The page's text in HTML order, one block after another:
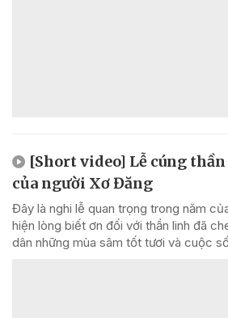
[Short video] Lễ cúng
của người Xơ Đăng
Đây là nghi lễ quan trọng trong năm
hiện lòng biết ơn đối với thần linh đã
dân những mùa sâm tốt tươi và cuộc